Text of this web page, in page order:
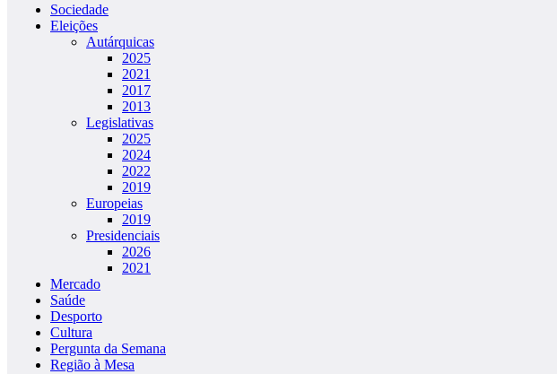
Sociedade
Eleições
Autárquicas
2025
2021
2017
2013
Legislativas
2025
2024
2022
2019
Europeias
2019
Presidenciais
2026
2021
Mercado
Saúde
Desporto
Cultura
Pergunta da Semana
Região à Mesa